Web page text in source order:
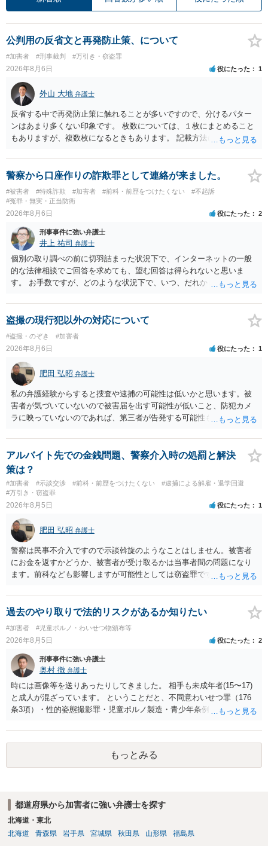
公判用の反省文と再発防止策、について
#加害者 #刑事裁判 #万引き・窃盗罪
2026年8月6日 役にたった 1
外山 大地 弁護士
反省する中で再発防止策に触れることが多いですので、分けるパター
ンはあまり多くない印象です。 枚数については、１枚にまとめること
もありますが、複数枚になるときもあります。 記載方法については、
います。 したがいまして、いずれも良いかと考えます。
警察から口座作りの詐欺罪として連絡が来ました。
#被害者 #特殊詐欺 #加害者 #前科・前歴をつけたくない
#不起訴
#冤罪・無実・正当防衛
2026年8月6日 役にたった 2
刑事事件に強い弁護士
井上 祐司 弁護士
個別の取り調べの前に切羽詰まった状況下で、インターネットの一般
的な法律相談でご回答を求めても、望む回答は得られないと思いま
す。 お手数ですが、どのような状況下で、いつ、だれからどのような
の程度だと聞いているのかということについて、お近くで詳細な法律
相談を受けられたうえで対処方法を探された方がよいと思われます。
一般論でいえば、任意取り調べの場合、ＩＣレコーダーを持参して取
り調べ内容を録音することは必須だと考えます。
盗撮の現行犯以外の対応について
#盗撮・のぞき #加害者
2026年8月6日 役にたった 1
肥田 弘昭 弁護士
私の弁護経験からすると捜査や逮捕の可能性は低いかと思います。被
害者が気づいていないので被害届を出す可能性が低いこと、防犯カメ
ラに映っていないのであれば、第三者が告発する可能性も低いこと、
座る女性を盗撮(全体像写真1枚と5秒程度の動画)してしまいました。下
着や胸など強調したものではありません。」とありますが、少なくと
も捜査段階では性的姿態等撮影罪の被疑事実で逮捕勾留されるケース
が私の弁護経験では多くなった印象です（最終的には不起訴ないし各
都道府県の迷惑防止条例違反になることもあります）。2度としないこ
とをお勧めいたします。ご参考にしてください。
アルバイト先での金銭問題、警察介入時の処罰と解決
策は？
#加害者 #示談交渉 #前科・前歴をつけたくない
#逮捕による解雇・退学回避
#万引き・窃盗罪
2026年8月5日 役にたった 1
肥田 弘昭 弁護士
警察は民事不介入ですので示談斡旋のようなことはしません。被害者
にお金を返すかどうか、被害者が受け取るかは当事者間の問題になり
ます。前科なども影響しますが可能性としては窃盗罪ですので、逮捕
過去のやり取りで法的リスクがあるか知りたい
#加害者 #児童ポルノ・わいせつ物頒布等
2026年8月5日 役にたった 2
刑事事件に強い弁護士
奥村 徹 弁護士
時には画像等を送りあったりしてきました。 相手も未成年者(15〜17)
と成人が混ざっています。 ということだと、不同意わいせつ罪（176
条3項）・性的姿態撮影罪・児童ポルノ製造・青少年条例違反（わいせ
で、警察にバレれば、それなりの捜査を受けるでしょう。
もっとみる
都道府県から加害者に強い弁護士を探す
北海道・東北
北海道
青森県 岩手県 宮城県 秋田県 山形県 福島県